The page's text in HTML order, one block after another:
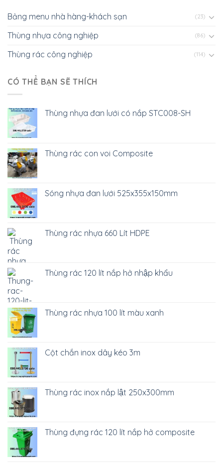
Bảng menu nhà hàng-khách sạn (23)
Thùng nhựa công nghiệp (86)
Thùng rác công nghiệp (114)
CÓ THỂ BẠN SẼ THÍCH
Thùng nhựa đan lưới có nắp STC008-SH
Thùng rác con voi Composite
Sóng nhựa đan lưới 525x355x150mm
Thùng rác nhựa 660 Lít HDPE
Thùng rác 120 lít nắp hở nhập khẩu
Thùng rác nhựa 100 lít màu xanh
Cột chắn inox dây kéo 3m
Thùng rác inox nắp lật 250x300mm
Thùng đựng rác 120 lít nắp hở composite